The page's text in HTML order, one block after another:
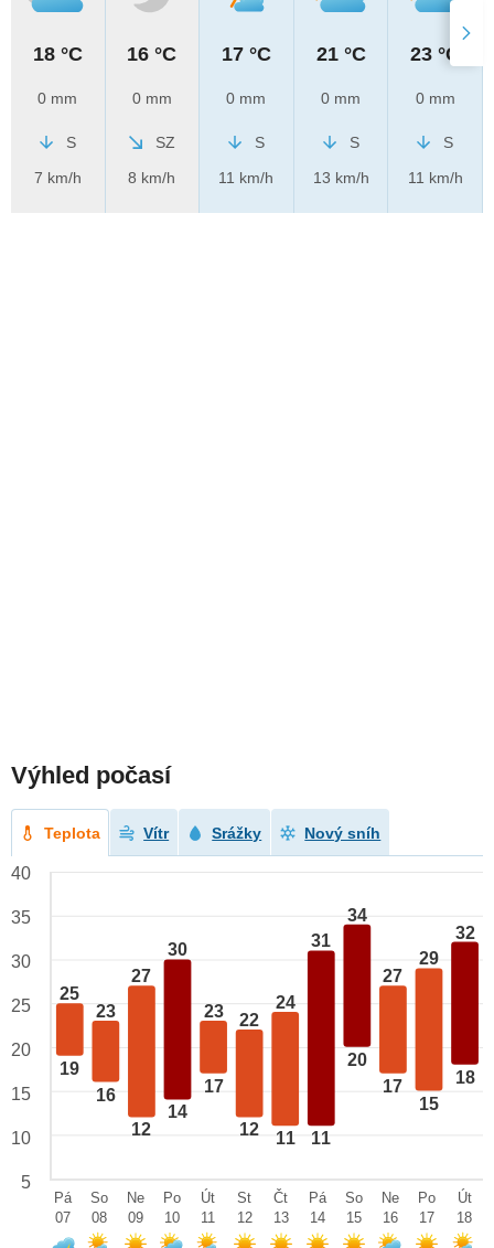
18 °C
0 mm
S
7 km/h
16 °C
0 mm
SZ
8 km/h
17 °C
0 mm
S
11 km/h
21 °C
0 mm
S
13 km/h
23 °C
0 mm
S
11 km/h
Výhled počasí
Teplota Vítr Srážky Nový sníh
25
19
23
16
27
12
30
14
23
17
22
12
24
11
31
11
34
20
27
17
29
15
32
18
40
35
30
25
20
15
10
5
Pá
07
So
08
Ne
09
Po
10
Út
11
St
12
Čt
13
Pá
14
So
15
Ne
16
Po
17
Út
18